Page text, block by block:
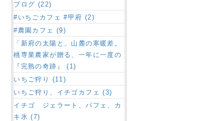
ブログ (22)
#いちごカフェ #甲府 (2)
#農園カフェ (9)
「新府の太陽と、山麓の寒暖差。
桃専業農家が贈る、一年に一度の
『完熟の奇跡』 (1)
いちご狩り (11)
いちご狩り、イチゴカフェ (3)
イチゴ ジェラート、パフェ、カ
キ氷 (7)